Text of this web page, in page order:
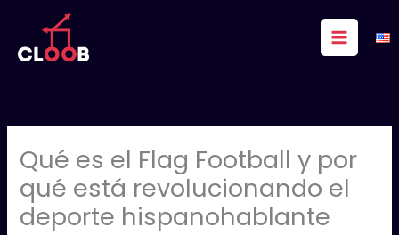
contenido
Qué es el Flag Football y por
qué está revolucionando el
deporte hispanohablante